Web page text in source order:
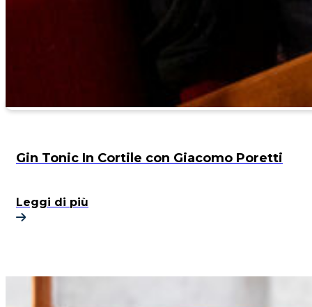
Gin Tonic In Cortile con Giacomo Poretti
Leggi di più